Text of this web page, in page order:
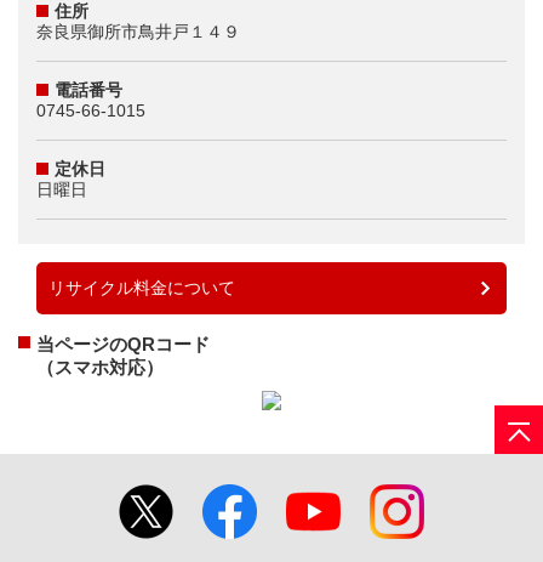
住所
奈良県御所市鳥井戸１４９
電話番号
0745-66-1015
定休日
日曜日
リサイクル料金について
当ページのQRコード
（スマホ対応）